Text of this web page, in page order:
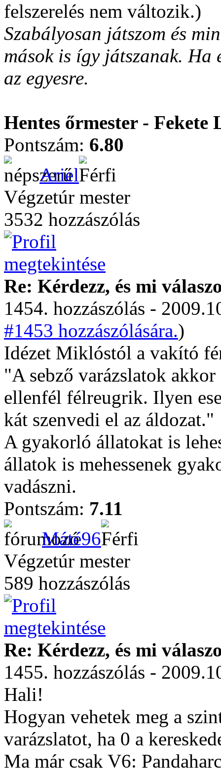
felszerelés nem változik.)
Szabályosan játszom és
mások is így játszanak. Ha
az egyesre.
Hentes őrmester - Fekete
Pontszám: 6.80
Ariel
Végzetúr mester
3532 hozzászólás
Re: Kérdezz, és mi
1454. hozzászólás -
#1453 hozzászólására.)
Idézet Miklóstól a vakító
"A sebző varázslatok
ellenfél félreugrik. Ilyen
kát szenvedi el az áldozat."
A gyakorló állatokat is
állatok is mehessenek
vadászni.
Pontszám: 7.11
Máté96
Végzetúr mester
589 hozzászólás
Re: Kérdezz, és mi
1455. hozzászólás -
Hali!
Hogyan vehetek meg a
varázslatot, ha 0 a
Ma már csak V6: